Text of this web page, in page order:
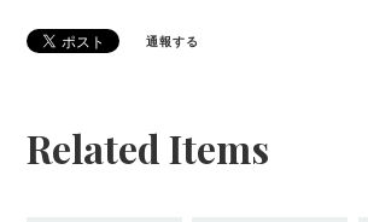
通報する
Related Items